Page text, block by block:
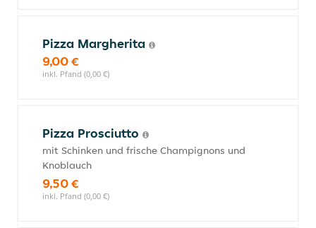
Pizza Margherita
9,00 €
inkl. Pfand (0,00 €)
Pizza Prosciutto
mit Schinken und frische Champignons und
Knoblauch
9,50 €
inkl. Pfand (0,00 €)